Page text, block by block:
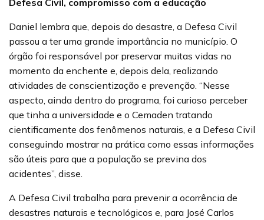
Daniel lembra que, depois do desastre, a Defesa Civil
passou a ter uma grande importância no município. O
órgão foi responsável por preservar muitas vidas no
momento da enchente e, depois dela, realizando
atividades de conscientização e prevenção. “Nesse
aspecto, ainda dentro do programa, foi curioso perceber
que tinha a universidade e o Cemaden tratando
cientificamente dos fenômenos naturais, e a Defesa Civil
conseguindo mostrar na prática como essas informações
são úteis para que a população se previna dos
acidentes”, disse.
A Defesa Civil trabalha para prevenir a ocorrência de
desastres naturais e tecnológicos e, para José Carlos